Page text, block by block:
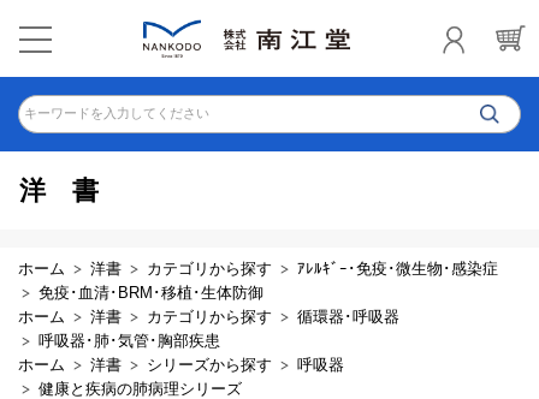
キーワードを入力してください
洋書
ホーム 洋書 カテゴリから探す
ｱﾚﾙｷﾞｰ･免疫･微生物･感染症
免疫･血清･BRM･移植･生体防御
ホーム
洋書 カテゴリから探す
循環器･呼吸器
呼吸器･肺･気管･胸部疾患
ホーム
洋書 シリーズから探す
呼吸器
健康と疾病の肺病理シリーズ